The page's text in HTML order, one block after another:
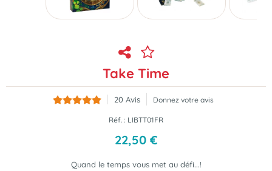
Take Time
20 Avis Donnez votre avis
Réf. : LIBTT01FR
22,50 €
Quand le temps vous met au défi...!